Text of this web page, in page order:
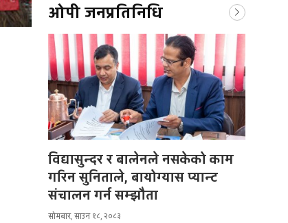
ओपी जनप्रतिनिधि
विद्यासुन्दर र बालेनले नसकेको काम
गरिन सुनिताले, बायोग्यास प्यान्ट
संचालन गर्न सम्झौता
सोमबार, साउन १८, २०८३